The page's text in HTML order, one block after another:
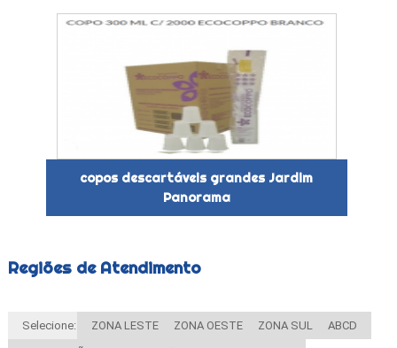
copos descartáveis grandes Jardim
Panorama
Regiões de Atendimento
Selecione: ZONA LESTE ZONA OESTE ZONA SUL ABCD